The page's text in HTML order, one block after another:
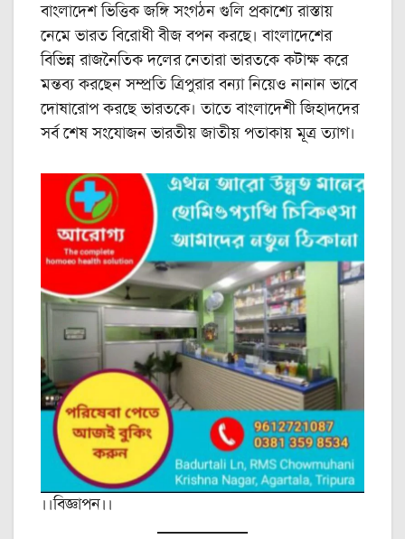
বাংলাদেশ ভিত্তিক জঙ্গি সংগঠন গুলি প্রকাশ্যে রাস্তায়
নেমে ভারত বিরোধী বীজ বপন করছে। বাংলাদেশের
বিভিন্ন রাজনৈতিক দলের নেতারা ভারতকে কটাক্ষ করে
মন্তব্য করছেন সম্প্রতি ত্রিপুরার বন্যা নিয়েও নানান ভাবে
দোষারোপ করছে ভারতকে। তাতে বাংলাদেশী জিহাদদের
সর্ব শেষ সংযোজন ভারতীয় জাতীয় পতাকায় মূত্র ত্যাগ।
।।বিজ্ঞাপন।।